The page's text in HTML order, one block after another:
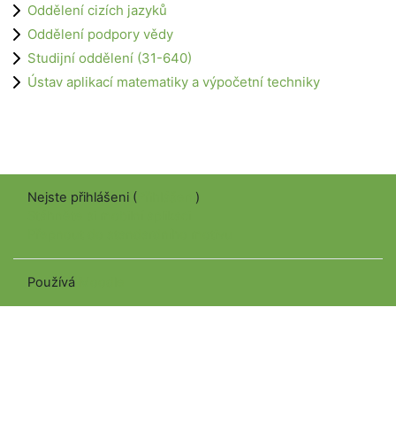
Oddělení cizích jazyků
Oddělení podpory vědy
Studijní oddělení (31-640)
Ústav aplikací matematiky a výpočetní techniky
Nejste přihlášeni (
)
Používá